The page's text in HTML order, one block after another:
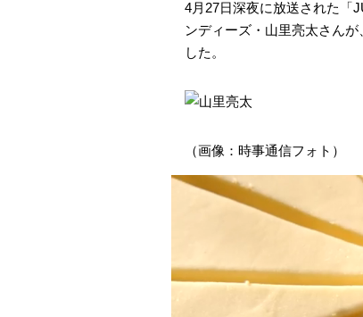
4月27日深夜に放送された「
ンディーズ・山里亮太さん
した。
（画像：時事通信フォト）